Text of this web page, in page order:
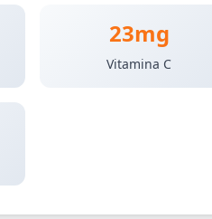
23mg
Vitamina C